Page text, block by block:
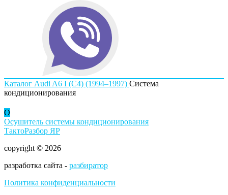
Каталог Audi A6 I (C4) (1994–1997) Система
кондиционирования
О
Осушитель системы кондиционирования
ТактоРазбор ЯР
copyright © 2026
разработка сайта - разбиратор
Политика конфиденциальности